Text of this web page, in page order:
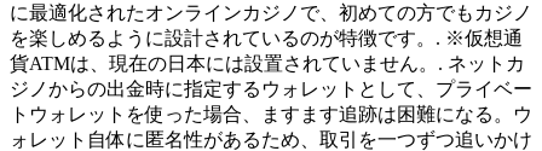
に最適化されたオンラインカジノで、初めての方でもカジノ
を楽しめるように設計されているのが特徴です。. ※仮想通
貨ATMは、現在の日本には設置されていません。. ネットカ
ジノからの出金時に指定するウォレットとして、プライベー
トウォレットを使った場合、ますます追跡は困難になる。ウ
ォレット自体に匿名性があるため、取引を一つずつ追いかけ